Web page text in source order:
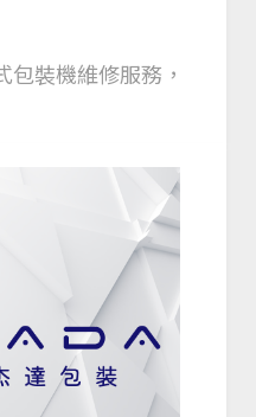
包裝機維修服務，